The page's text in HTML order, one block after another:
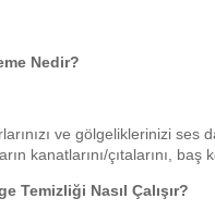
Nedir?
ve gölgeliklerinizi
kanatlarını/çıtalarını,
Temizliği Nasıl Çalışır?